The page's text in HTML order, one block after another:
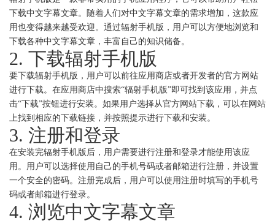
下载中文字幕文章。随着人们对中文字幕文章的需求增加，这款应
用也变得越来越受欢迎。通过辐射手机版，用户可以方便地浏览和
下载各种中文字幕文章，丰富自己的知识储备。
2. 下载辐射手机版
要下载辐射手机版，用户可以前往应用商店或者开发者的官方网站
进行下载。在应用商店中搜索“辐射手机版”即可找到该应用，并点
击“下载”按钮进行安装。如果用户选择从官方网站下载，可以在网站
上找到相应的下载链接，并按照提示进行下载和安装。
3. 注册和登录
在安装完辐射手机版后，用户需要进行注册和登录才能使用该应
用。用户可以选择使用自己的手机号码或者邮箱进行注册，并设置
一个安全的密码。注册完成后，用户可以使用注册时填写的手机号
码或者邮箱进行登录。
4. 浏览中文字幕文章